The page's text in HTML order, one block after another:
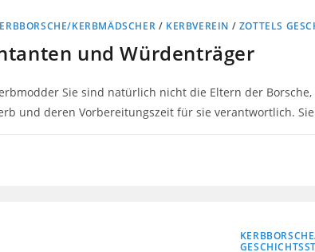
KERBMÄDSCHER / KERBVEREIN / ZOTTELS
und Würdenträger
Sie sind natürlich nicht die Eltern der
und deren Vorbereitungszeit für sie verantwortlich.